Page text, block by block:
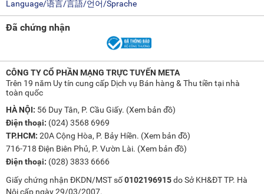
Language/语言/言語/언어/Sprache
Đã chứng nhận
CÔNG TY CỔ PHẦN MẠNG TRỰC TUYẾN META
Trên 19 năm Uy tín cung cấp Dịch vụ Bán hàng & Thu tiền tại nhà
toàn quốc
HÀ NỘI: 56 Duy Tân, P. Cầu Giấy. (Xem bản đồ)
Điện thoại: (024) 3568 6969
TP.HCM: 20A Cộng Hòa, P. Bảy Hiền. (Xem bản đồ)
716-718 Điện Biên Phủ, P. Vườn Lài. (Xem bản đồ)
Điện thoại: (028) 3833 6666
Giấy chứng nhận ĐKDN/MST số0102196915do Sở KH&ĐT TP. Hà
Nội cấp ngày 29/03/2007.